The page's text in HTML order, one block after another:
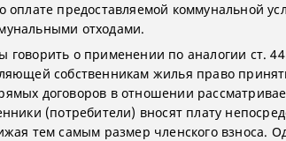
оплате предоставляемой коммунальной
отходами.
о применении по аналогии ст.
собственникам жилья право
договоров в отношении
(потребители) вносят плату
тем самым размер членского взноса.